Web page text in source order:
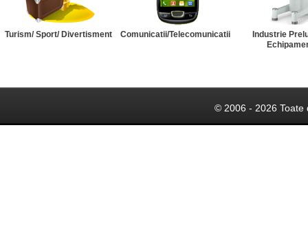
Turism/ Sport/ Divertisment Comunicatii/Telecomunicatii
Industrie
© 2006 - 2026